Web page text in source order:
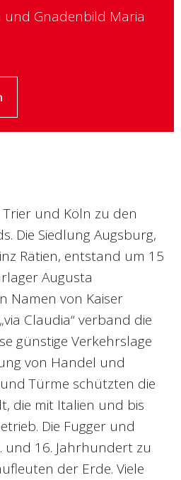
und Gnadenbild Maria
und Köln zu den
Die Siedlung Augsburg,
Rätien, entstand um 15
Augusta
Namen von Kaiser
Claudia“ verband die
günstige Verkehrslage
von Handel und
Türme schützten die
die mit Italien und bis
Die Fugger und
und 16. Jahrhundert zu
der Erde. Viele